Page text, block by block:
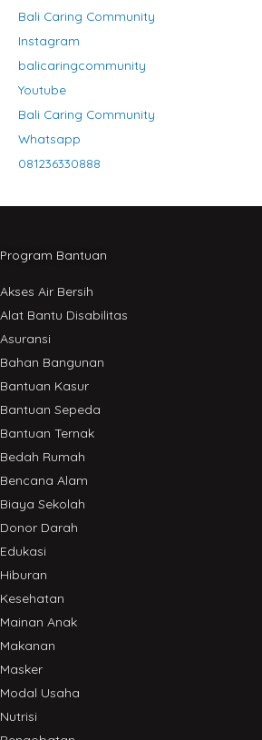
Bali Caring Community
Instagram
balicaringcommunity
Youtube
Bali Caring Community
Whatsapp
081236330888
Program Bantuan
Akses Air Bersih
Alat Bantu Disabilitas
Asuransi
Bahan Bangunan
Bantuan Kasur
Bantuan Sepeda
Bantuan Ternak
Bedah Rumah
Bencana Alam
Biaya Sekolah
Donor Darah
Edukasi
Hiburan
Kesehatan
Mainan Anak
Makanan
Masker
Modal Usaha
Nutrisi